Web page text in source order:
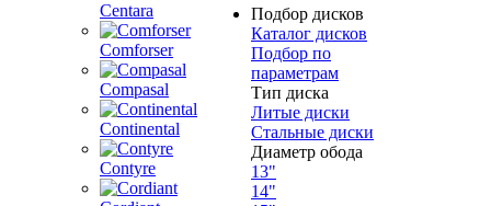
Centara
Comforser
Compasal
Continental
Contyre
Подбор дисков
Каталог дисков
Подбор по
параметрам
Тип диска
Литые диски
Стальные диски
Диаметр обода
13"
14"